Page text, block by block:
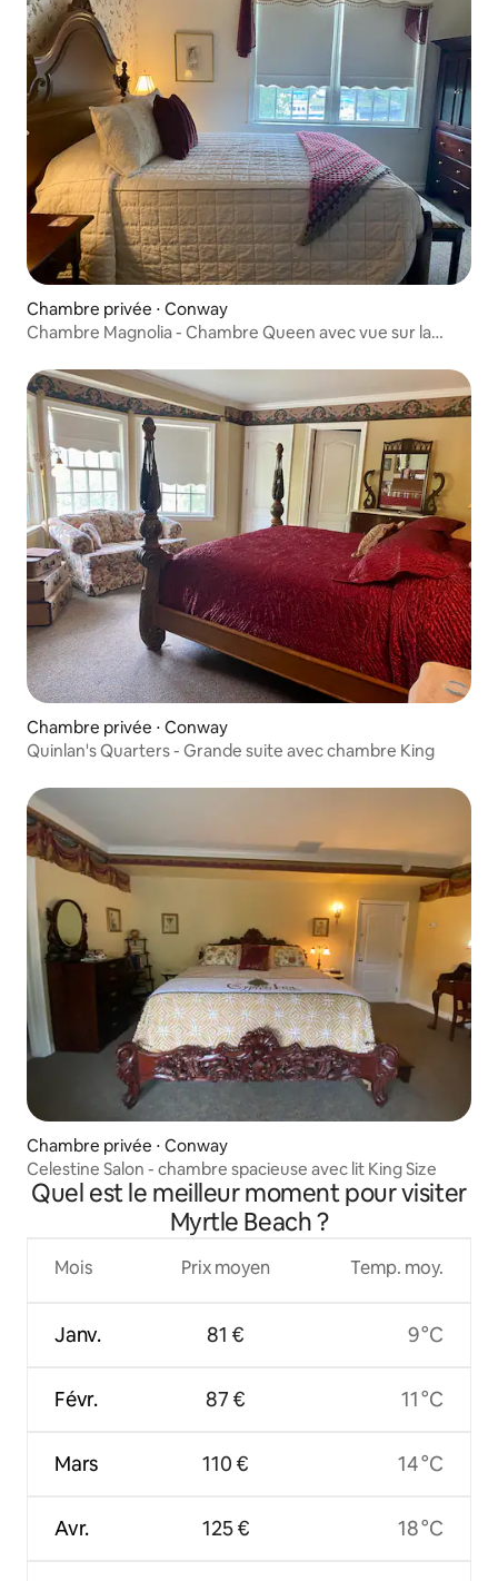
Chambre privée ⋅ Conway
Chambre Magnolia - Chambre Queen avec vue sur la
Chambre privée ⋅ Conway
Quinlan's Quarters - Grande suite avec chambre King
Chambre privée ⋅ Conway
Celestine Salon - chambre spacieuse avec lit King Size
Quel est le meilleur moment pour visiter
Myrtle Beach ?
Mois
Janv.
Févr.
Mars
Avr.
Prix moyen
81 €
87 €
110 €
125 €
Temp. moy.
9 °C
11 °C
14 °C
18 °C